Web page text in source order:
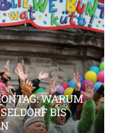
WARUM
BIS